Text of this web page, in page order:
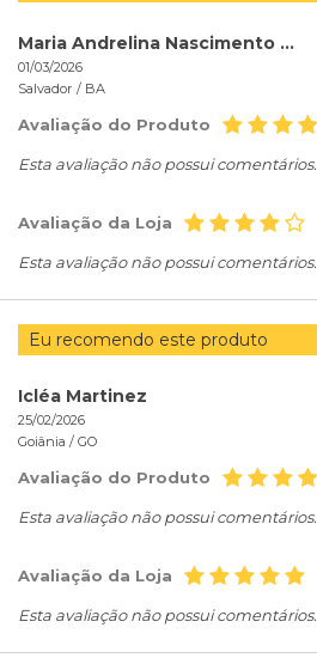
Maria Andrelina Nascimento Sampaio Andrelina Nascimento Sampaio
01/03/2026
Salvador / BA
Avaliação do Produto
Esta avaliação não possui comentários.
Avaliação da Loja
Esta avaliação não possui comentários.
Eu recomendo este produto
Icléa Martinez
25/02/2026
Goiânia / GO
Avaliação do Produto
Esta avaliação não possui comentários.
Avaliação da Loja
Esta avaliação não possui comentários.